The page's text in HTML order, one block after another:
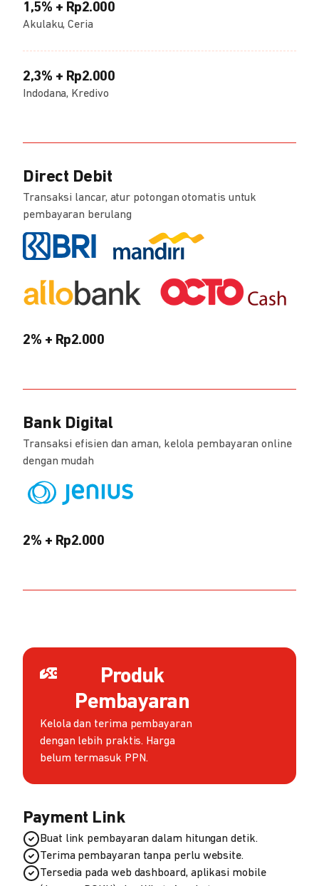
1,5% + Rp2.000
Akulaku, Ceria
2,3% + Rp2.000
Indodana, Kredivo
Direct Debit
Transaksi lancar, atur potongan otomatis untuk
pembayaran berulang
2% + Rp2.000
Bank Digital
Transaksi efisien dan aman, kelola pembayaran online
dengan mudah
2% + Rp2.000
Produk
Pembayaran
Kelola dan terima pembayaran
dengan lebih praktis. Harga
belum termasuk PPN.
Payment Link
Buat link pembayaran dalam hitungan detik.
Terima pembayaran tanpa perlu website.
Tersedia pada web dashboard, aplikasi mobile